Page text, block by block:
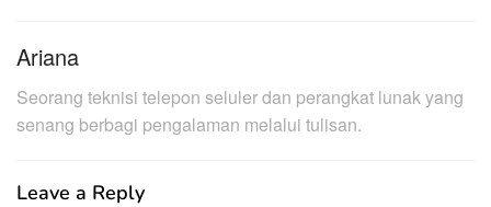
Ariana
Seorang teknisi telepon seluler dan perangkat lunak yang
senang berbagi pengalaman melalui tulisan.
Leave a Reply